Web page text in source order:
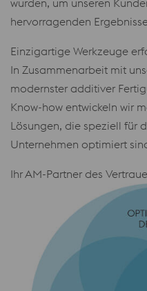
wurden, um unseren
hervorragenden
Einzigartige Werkzeuge
In Zusammenarbeit mit
modernster additiver
Know-how entwickeln wir
Lösungen, die speziell für
Unternehmen optimiert
Ihr AM-Partner des